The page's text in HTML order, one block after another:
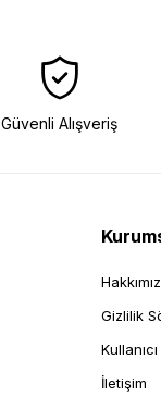
Güvenli Alışveriş
Gizlilik
İletişim